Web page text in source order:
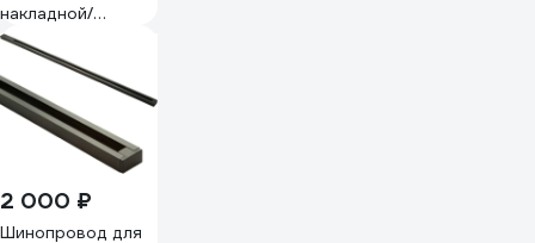
накладной/
подвесной в
комплекте
заглушки 2шт,
крышка 135301
2 000 ₽
Шинопровод для